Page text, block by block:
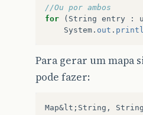
//Ou por ambos
for
( String entry :
System . out .
Para gerar um mapa
pode fazer: